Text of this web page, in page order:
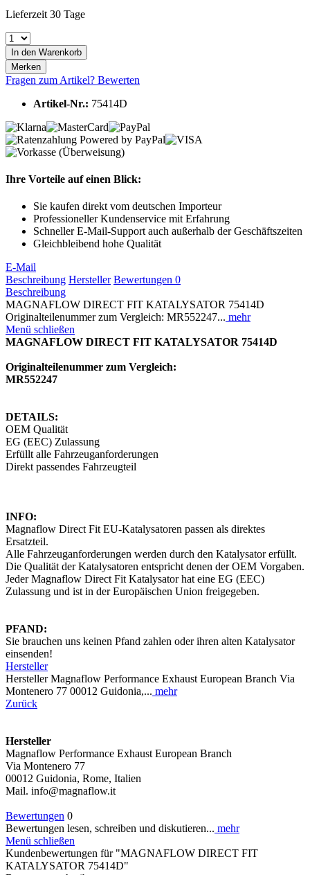
Lieferzeit 30 Tage
In den Warenkorb
Merken
Fragen zum Artikel? Bewerten
Artikel-Nr.: 75414D
Ihre Vorteile auf einen Blick:
Sie kaufen direkt vom deutschen Importeur
Professioneller Kundenservice mit Erfahrung
Schneller E-Mail-Support auch außerhalb der Geschäftszeiten
Gleichbleibend hohe Qualität
E-Mail
Beschreibung Hersteller Bewertungen 0
Beschreibung
MAGNAFLOW DIRECT FIT KATALYSATOR 75414D
Originalteilenummer zum Vergleich: MR552247... mehr
Menü schließen
MAGNAFLOW DIRECT FIT KATALYSATOR 75414D
Originalteilenummer zum Vergleich:
MR552247
DETAILS:
OEM Qualität
EG (EEC) Zulassung
Erfüllt alle Fahrzeuganforderungen
Direkt passendes Fahrzeugteil
INFO:
Magnaflow Direct Fit EU-Katalysatoren passen als direktes
Ersatzteil.
Alle Fahrzeuganforderungen werden durch den Katalysator erfüllt.
Die Qualität der Katalysatoren entspricht denen der OEM Vorgaben.
Jeder Magnaflow Direct Fit Katalysator hat eine EG (EEC)
Zulassung und ist in der Europäischen Union freigegeben.
PFAND:
Sie brauchen uns keinen Pfand zahlen oder ihren alten Katalysator
einsenden!
Hersteller
Hersteller Magnaflow Performance Exhaust European Branch Via
Montenero 77 00012 Guidonia,... mehr
Zurück
Hersteller
Magnaflow Performance Exhaust European Branch
Via Montenero 77
00012 Guidonia, Rome, Italien
Mail. info@magnaflow.it
Bewertungen 0
Bewertungen lesen, schreiben und diskutieren... mehr
Menü schließen
Kundenbewertungen für "MAGNAFLOW DIRECT FIT
KATALYSATOR 75414D"